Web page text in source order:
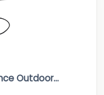
Outdoor...